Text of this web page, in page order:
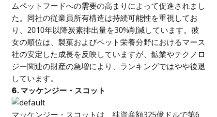
ムペットフードへの需要の高まりによって促進されまし
た。同社の従業員所有構造は持続可能性を重視してお
り、2010年以降炭素排出量を30%削減しています。彼
女の順位は、製菓およびペット栄養分野におけるマース
社の安定した成長を反映していますが、鉱業やテクノロ
ジー関連の財産の急増により、ランキングではやや後退
しています。
6. マッケンジー・スコット
マッケンジー・スコットは、純資産額325億ドルで第6